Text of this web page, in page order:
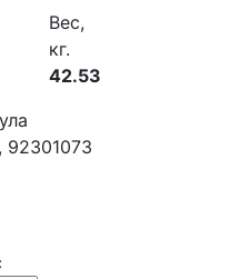
Вес,
кг.
42.53
92301073